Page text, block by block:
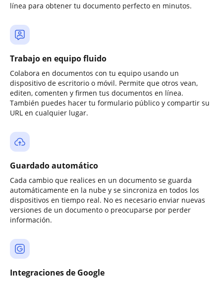
línea para obtener tu documento perfecto en minutos.
Trabajo en equipo fluido
Colabora en documentos con tu equipo usando un
dispositivo de escritorio o móvil. Permite que otros vean,
editen, comenten y firmen tus documentos en línea.
También puedes hacer tu formulario público y compartir su
URL en cualquier lugar.
Guardado automático
Cada cambio que realices en un documento se guarda
automáticamente en la nube y se sincroniza en todos los
dispositivos en tiempo real. No es necesario enviar nuevas
versiones de un documento o preocuparse por perder
información.
Integraciones de Google